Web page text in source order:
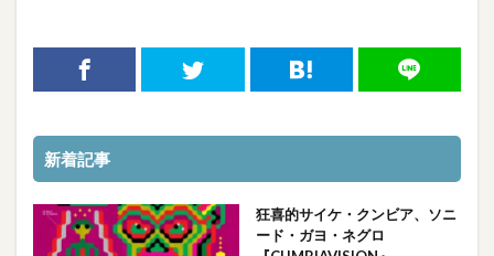
新着記事
狂喜的サイケ・クンビア、ソニ
ード・ガヨ・ネグロ